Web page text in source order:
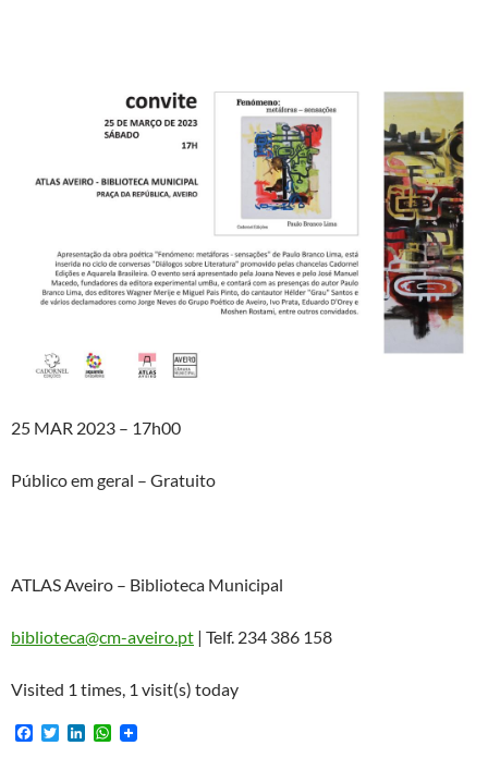
25 MAR 2023 – 17h00
Público em geral – Gratuito
ATLAS Aveiro – Biblioteca Municipal
biblioteca@cm-aveiro.pt | Telf. 234 386 158
Visited 1 times, 1 visit(s) today
F
T
W